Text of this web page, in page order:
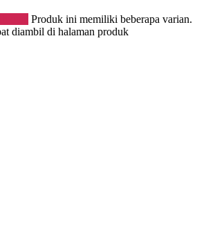
Produk ini memiliki beberapa varian.
diambil di halaman produk